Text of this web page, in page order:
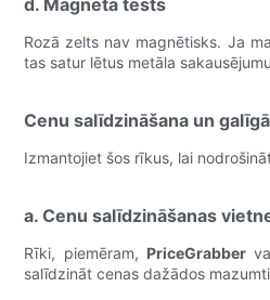
d. Magnēta tests
Rozā zelts nav magnētisks. Ja
tas satur lētus metāla
Cenu salīdzināšana un
Izmantojiet šos rīkus, lai
a. Cenu salīdzināšanas
Rīki, piemēram, PriceGrabber
salīdzināt cenas dažādos